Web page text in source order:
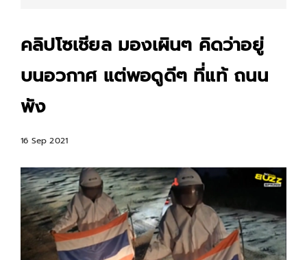
คลิปโซเชียล มองเผินๆ คิดว่าอยู่
บนอวกาศ แต่พอดูดีๆ ที่แท้ ถนน
พัง
16 Sep 2021